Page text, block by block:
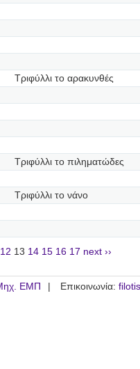
Τριφύλλι το αρακυνθές
Τριφύλλι το πιληματώδες
Τριφύλλι το νάνο
12 13 14 15 16 17 next ››
ΕΜΠ Επικοινωνία: